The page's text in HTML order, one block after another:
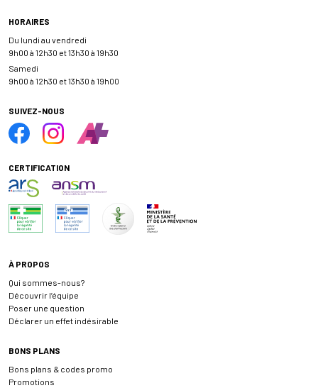
HORAIRES
Du lundi au vendredi
9h00 à 12h30 et 13h30 à 19h30
Samedi
9h00 à 12h30 et 13h30 à 19h00
SUIVEZ-NOUS
CERTIFICATION
À PROPOS
Qui sommes-nous?
Découvrir l’équipe
Poser une question
Déclarer un effet indésirable
BONS PLANS
Bons plans & codes promo
Promotions